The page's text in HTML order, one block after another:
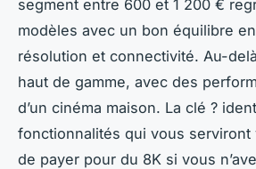
segment entre 600 et 1 200 €
modèles avec un bon équilibre
résolution et connectivité. Au-
haut de gamme, avec des
d’un cinéma maison. La clé ?
fonctionnalités qui vous serviront
de payer pour du 8K si vous